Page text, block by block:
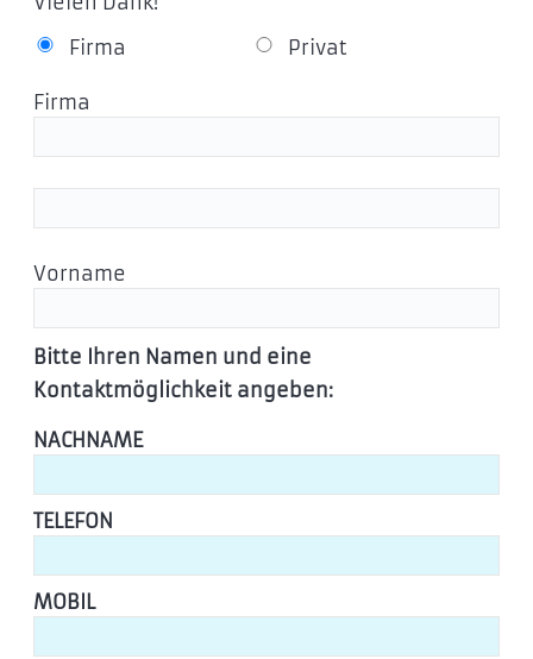
Firma
Privat
Firma
Vorname
Bitte Ihren Namen und eine
Kontaktmöglichkeit angeben:
NACHNAME
TELEFON
MOBIL